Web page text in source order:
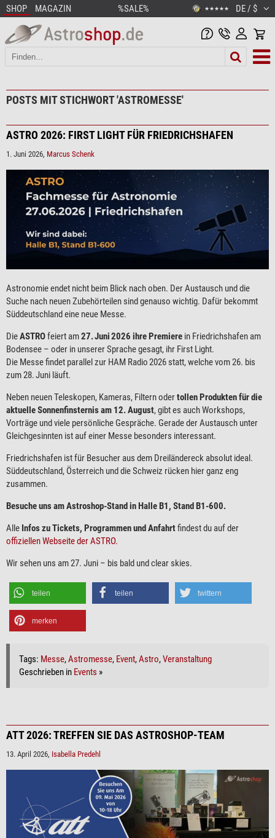
SHOP MAGAZIN %SALE% ★★★★★ DE / $
POSTS MIT STICHWORT 'ASTROMESSE'
ASTRO 2026: FIRST LIGHT FÜR FRIEDRICHSHAFEN
1. Juni 2026, Marcus Schenk
Astronomie endet nicht beim Blick nach oben. Der Austausch und die
Suche nach neuen Zubehörteilen sind genauso wichtig. Dafür bekommt
Süddeutschland eine neue Messe.
DieASTROfeiert am27. Juni 2026 ihre Premiere in Friedrichshafen am
Bodensee – oder in unserer Sprache gesagt, ihr First Light.
Die Messe findet parallel zur HAM Radio 2026 statt, welche vom 26. bis
zum 28. Juni läuft.
Neben neuen Teleskopen, Kameras, Filtern odertollen Produkten für die
aktuelle Sonnenfinsternis am 12. August, gibt es auch Workshops,
Vorträge und viele persönliche Gespräche. Gerade der Austausch unter
Gleichgesinnten ist auf einer Messe besonders interessant.
Friedrichshafen ist für Besucher aus dem Dreiländereck absolut ideal.
Süddeutschland, Österreich und die Schweiz rücken hier ganz eng
zusammen.
Besuche uns am Astroshop-Stand in Halle B1, Stand B1-600.
Alle Infos zu Tickets, Programmen und Anfahrtfindest du auf der
offiziellen Webseite der ASTRO.
Wir sehen uns am 27. Juni – bis bald und clear skies.
teilen teilen twittern
merken
Tags: Messe,Astromesse, Event,Astro,Veranstaltung
Geschrieben in Events »
ATT 2026: TREFFEN SIE DAS ASTROSHOP-TEAM
13. April 2026, Isabella Predehl